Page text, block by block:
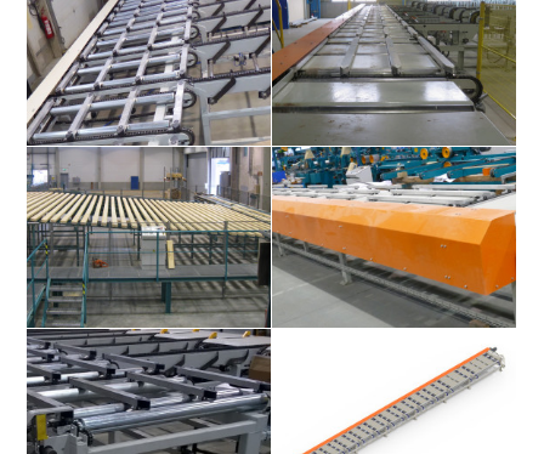
Rollenbahn mit Leistenabzieher Rollenbahn mit Leistenabzieher
Rollenbahn mit Leistenabzieher